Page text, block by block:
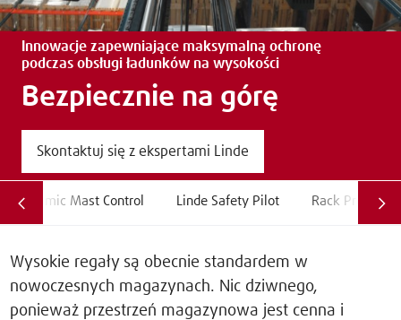
Innowacje zapewniające maksymalną ochronę
podczas obsługi ładunków na wysokości
Bezpiecznie na górę
Skontaktuj się z ekspertami Linde
Dynamic Mast Control Linde Safety Pilot Rack
Wysokie regały są obecnie standardem w
nowoczesnych magazynach. Nic dziwnego,
ponieważ przestrzeń magazynowa jest cenna i